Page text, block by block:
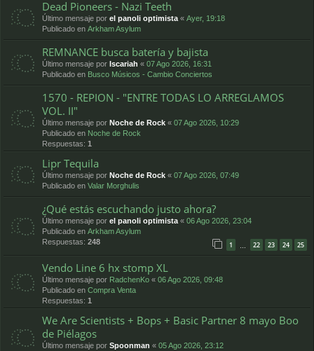
Dead Pioneers - Nazi Teeth
Último mensaje por el panoli optimista « Ayer, 19:18
Publicado en Arkham Asylum
REMNANCE busca batería y bajista
Último mensaje por Iscariah « 07 Ago 2026, 16:31
Publicado en Busco Músicos - Cambio Conciertos
1570 - REPION - "ENTRE TODAS LO ARREGLAMOS
VOL. II"
Último mensaje por Noche de Rock « 07 Ago 2026, 10:29
Publicado en Noche de Rock
Respuestas: 1
Lipr Tequila
Último mensaje por Noche de Rock « 07 Ago 2026, 07:49
Publicado en Valar Morghulis
¿Qué estás escuchando justo ahora?
Último mensaje por el panoli optimista « 06 Ago 2026, 23:04
Publicado en Arkham Asylum
Respuestas: 248 1 … 22 23 24 25
Vendo Line 6 hx stomp XL
Último mensaje por RadchenKo « 06 Ago 2026, 09:48
Publicado en Compra Venta
Respuestas: 1
We Are Scientists + Bops + Basic Partner 8 mayo Boo
de Piélagos
Último mensaje por Spoonman « 05 Ago 2026, 23:12